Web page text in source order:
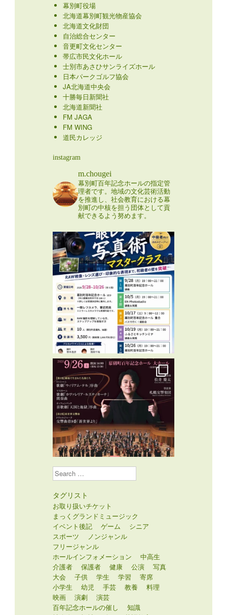
幕別町役場
北海道幕別町観光物産協会
北海道文化財団
自治総合センター
音更町文化センター
帯広市民文化ホール
士別市あさひサンライズホール
日本パークゴルフ協会
JA北海道中央会
十勝毎日新聞社
北海道新聞社
FM JAGA
FM WING
道民カレッジ
instagram
m.chougei
幕別町百年記念ホールの指定管
理者です。地域の文化芸術活動
を推進し、社会教育における幕
別町の中核を担う団体として貢
献できるよう努めます。
Search
タグリスト
お取り扱いチケット
まっくグランドミュージック
イベント後記
ゲーム
シニア
スポーツ
ノンジャンル
フリージャンル
ホールインフォメーション
中高生
介護者
保護者 健康 公演
写真
大会
子供 学生 学習
寄席
小学生
幼児 手芸 教養
料理
映画
演劇
演芸
百年記念ホールの催し
知識